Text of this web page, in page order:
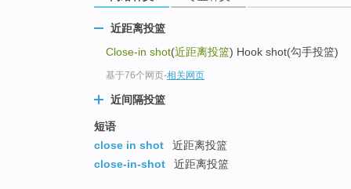
近距离投篮
Close-in shot(近距离投篮) Hook shot(勾手投篮)
基于76个网页-相关网页
近间隔投篮
短语
close in shot
近距离投篮
close-in-shot
近距离投篮